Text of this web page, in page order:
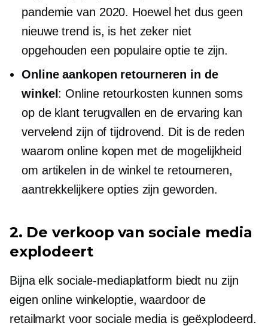
pandemie van 2020. Hoewel het dus geen
nieuwe trend is, is het zeker niet
opgehouden een populaire optie te zijn.
Online aankopen retourneren in de
winkel : Online retourkosten kunnen soms
op de klant terugvallen en de ervaring kan
vervelend zijn oftijdrovend. Dit is de reden
waarom online kopen met de mogelijkheid
om artikelen in de winkel te retourneren,
aantrekkelijkere opties zijn geworden.
2. De verkoop van sociale media
explodeert
Bijna elk sociale-mediaplatform biedt nu zijn
eigen online winkeloptie, waardoor de
retailmarkt voor sociale media is geëxplodeerd.